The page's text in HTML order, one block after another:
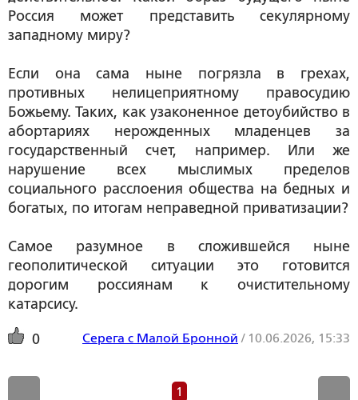
Россия может представить секулярному
западному миру?
Если она сама ныне погрязла в грехах,
противных нелицеприятному правосудию
Божьему. Таких, как узаконенное детоубийство в
абортариях нерожденных младенцев за
государственный счет, например. Или же
нарушение всех мыслимых пределов
социального расслоения общества на бедных и
богатых, по итогам неправедной приватизации?
Самое разумное в сложившейся ныне
геополитической ситуации это готовится
дорогим россиянам к очистительному
катарсису.
0 Серега с Малой Бронной / 10.06.2026, 15:33
1